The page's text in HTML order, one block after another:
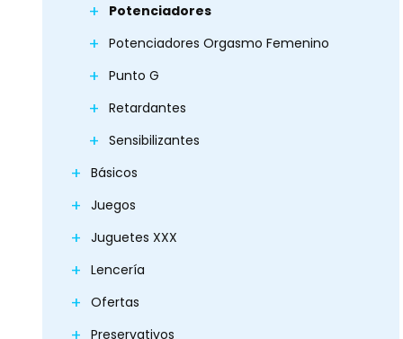
Potenciadores
Potenciadores Orgasmo Femenino
Punto G
Retardantes
Sensibilizantes
Básicos
Juegos
Juguetes XXX
Lencería
Ofertas
Preservativos